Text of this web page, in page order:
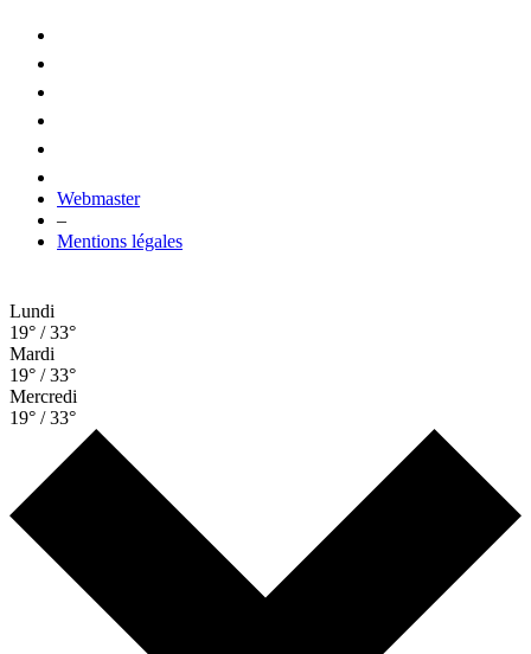
Webmaster
–
Mentions légales
Lundi
19° / 33°
Mardi
19° / 33°
Mercredi
19° / 33°